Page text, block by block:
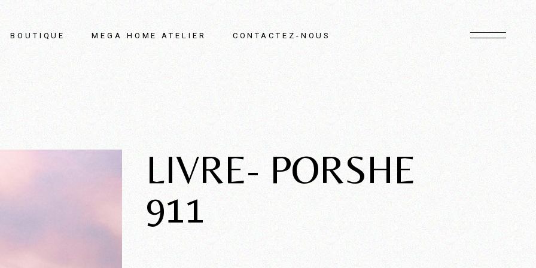
BOUTIQUE MEGA HOME ATELIER CONTACTEZ-NOUS
LIVRE- PORSHE
911